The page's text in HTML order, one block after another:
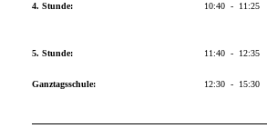
4. Stunde:
5. Stunde:
Ganztagsschule:
10:40 - 11:25
11:40 - 12:35
12:30 - 15:30